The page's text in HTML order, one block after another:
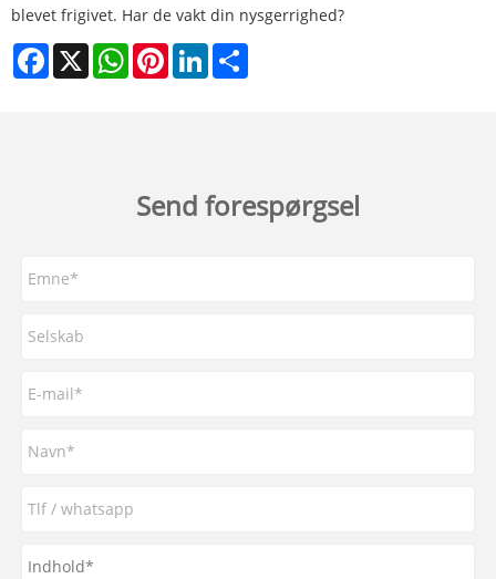
blevet frigivet. Har de vakt din nysgerrighed?
Facebook
X WhatsAppPinterestLinkedIn
Send forespørgsel